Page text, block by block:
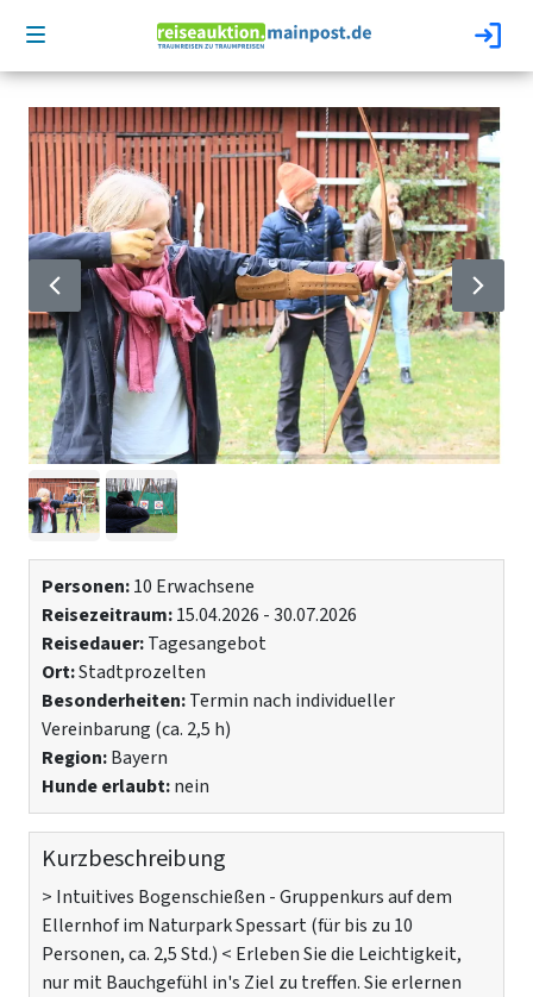
Personen:10 Erwachsene
Reisezeitraum:15.04.2026 - 30.07.2026
Reisedauer:Tagesangebot
Ort:Stadtprozelten
Besonderheiten:Termin nach individueller
Vereinbarung (ca. 2,5 h)
Region:Bayern
Hunde erlaubt:nein
Kurzbeschreibung
> Intuitives Bogenschießen - Gruppenkurs auf dem
Ellernhof im Naturpark Spessart (für bis zu 10
Personen, ca. 2,5 Std.) < Erleben Sie die Leichtigkeit,
nur mit Bauchgefühl in's Ziel zu treffen. Sie erlernen